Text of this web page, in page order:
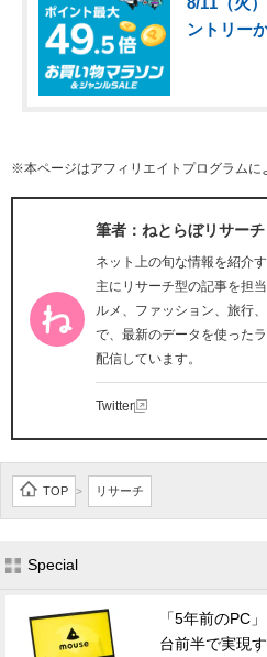
ントリー
※本ページはアフィリエイトプログラムに
筆者：ねとらぼリサーチ
ネット上の旬な情報を紹介
主にリサーチ型の記事を担
ルメ、ファッション、旅行
で、最新のデータを使った
配信しています。
Twitter
TOP > リサーチ
Special
「5年前のPC
台前半で実現